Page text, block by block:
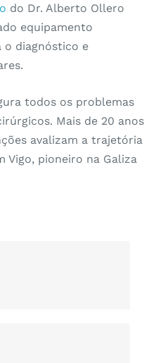
do Dr. Alberto Ollero
equipamento
diagnóstico e
todos os problemas
Mais de 20 anos
avalizam a trajetória
Vigo, pioneiro na Galiza